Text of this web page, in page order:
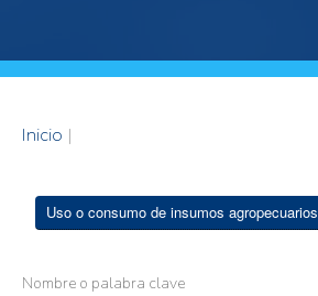
Inicio |
Uso o consumo de insumos agropecuarios
Nombre o palabra clave